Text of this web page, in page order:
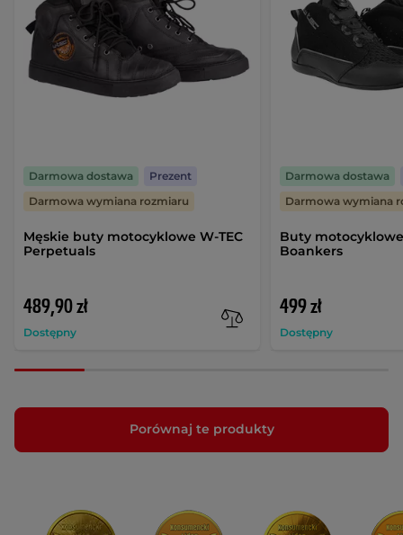
Męskie buty motocyklowe W-TEC
Perpetuals
489,90 zł
Dostępny
Darmowa dostawa
Prezent
Darmowa wymiana rozmiaru
Buty motocyklowe
Boankers
499 zł
Dostępny
Darmowa dostawa
Darmowa wymiana
Porównaj te produkty